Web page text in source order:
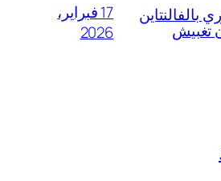
بالفالنتاين
17 فبراير،
2026